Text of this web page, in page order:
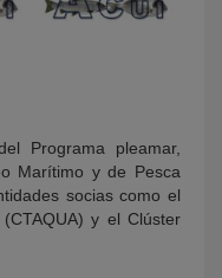
Programa pleamar,
Marítimo y de Pesca
socias como el
y el Clúster